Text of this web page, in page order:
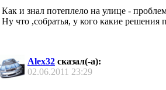
Как и знал потеплело на улице -
Ну что ,собратья, у кого какие решения
Alex32 сказал(-а):
02.06.2011 23:29